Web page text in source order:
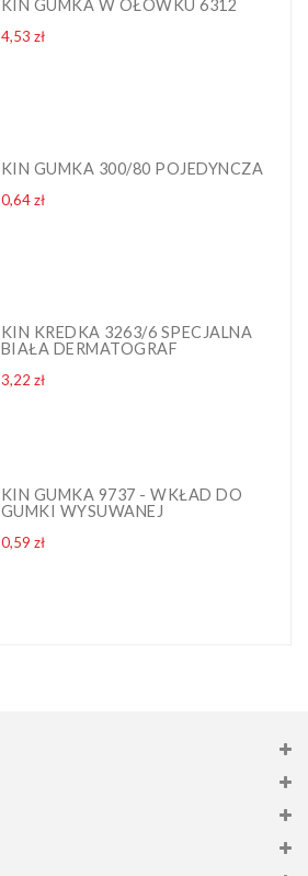
KIN GUMKA W OŁÓWKU 6312
4,53 złCena
KIN GUMKA 300/80 POJEDYNCZA
0,64 złCena
KIN KREDKA 3263/6 SPECJALNA
BIAŁA DERMATOGRAF
3,22 złCena
KIN GUMKA 9737 - WKŁAD DO
GUMKI WYSUWANEJ
0,59 złCena